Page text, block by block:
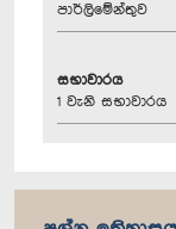
පාර්ලිමේන්තුව
සභාවාරය
1 වැනි සභාවාරය